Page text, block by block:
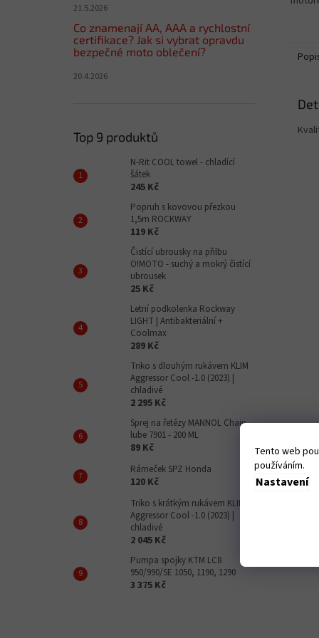
Tento web
používáním.
Nastavení
21.5.2026
Co znamenají AA, AAA a rychlostní
certifikace? Jak si vybrat opravdu
bezpečné moto oblečení?
20.4.2026
Top 9 produktů
N-Rit COOL towel - chladící
šátek
245 Kč
Popruh s kovovou přezkou
1,5m ROCKWAY
119 Kč
Čistící ubrousky na přilbu
O!MOTO - suchý a mokrý čistící
ubrousek
25 Kč
Letní podkolenka Rockway
LIGHT | Antibakteriální +
Coolmax
289 Kč
Triko s dlouhým rukávem KLIM
Aggressor Cool -1.0 (2023) |
chladivé
2 295 Kč
Sprej na řetězy MANNOL Chain
lube 7901 - 200 ML
89 Kč
Rámeček SPZ Honda
120 Kč
Triko s krátkým rukávem KLIM
Aggressor Cool -1.0 (2023) |
chladivé
2 045 Kč
Pumpa spojky KTM LC8
950/990/SE 1050, 1190, 1290
3 375 Kč